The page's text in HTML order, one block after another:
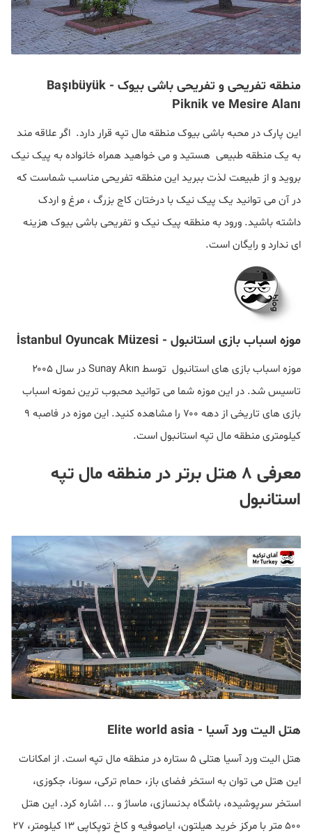
منطقه تفریحی و تفریحی باشی بیوک - Başıbüyük
Piknik ve Mesire Alanı
این پارک در محبه باشی بیوک منطقه مال تپه قرار دارد. اگر علاقه مند
به یک منطقه طبیعی هستید و می خواهید همراه خانواده به پیک نیک
بروید و از طبیعت لذت ببرید این منطقه تفریحی مناسب شماست که
در آن می توانید یک پیک نیک با درختان کاج بزرگ ، مرغ و اردک
داشته باشید. ورود به منطقه پیک نیک و تفریحی باشی بیوک هزینه
ای ندارد و رایگان است.
موزه اسباب بازی استانبول - İstanbul Oyuncak Müzesi
موزه اسباب بازی های استانبول توسط Sunay Akın در سال ۲۰۰۵
تاسیس شد. در این موزه شما می توانید محبوب ترین نمونه اسباب
بازی های تاریخی از دهه ۷۰۰ را مشاهده کنید. این موزه در فاصبه ۹
کیلومتری منطقه مال تپه استانبول است.
معرفی ۸ هتل برتر در منطقه مال تپه
استانبول
هتل الیت ورد آسیا - Elite world asia
هتل الیت ورد آسیا هتلی ۵ ستاره در منطقه مال تپه است. از امکانات
این هتل می توان به استخر فضای باز، حمام ترکی، سونا، جکوزی،
استخر سرپوشیده، باشگاه بدنسازی، ماساژ و ... اشاره کرد. این هتل
۵۰۰ متر با مرکز خرید هیلتون، ایاصوفیه و کاخ توپکاپی ۱۳ کیلومتر، ۲۷